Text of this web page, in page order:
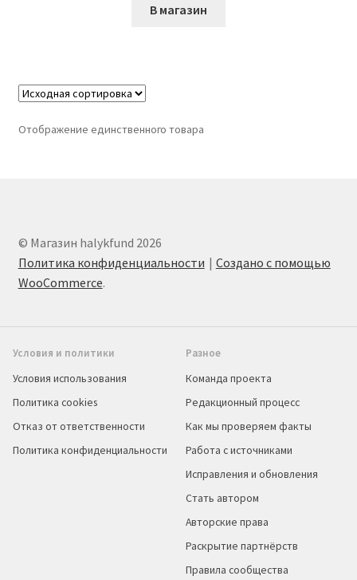
В магазин
Отображение единственного товара
© Магазин halykfund 2026
Политика конфиденциальности
Создано с помощью
WooCommerce.
Условия и политики
Условия использования
Политика cookies
Отказ от ответственности
Политика конфиденциальности
Разное
Команда проекта
Редакционный процесс
Как мы проверяем факты
Работа с источниками
Исправления и обновления
Стать автором
Авторские права
Раскрытие партнёрств
Правила сообщества